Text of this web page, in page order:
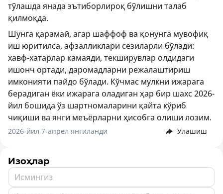
тўлашда янада эътиборлироқ бўлишни талаб
қилмоқда.
Шунга қарамай, агар шаффоф ва қонунга мувофиқ
иш юритилса, афзалликлари сезиларли бўлади:
хавф-хатарлар камаяди, текширувлар олдидаги
ишонч ортади, даромадларни режалаштириш
имконияти пайдо бўлади. Кўчмас мулкни ижарага
берадиган ёки ижарага оладиган ҳар бир шахс 2026-
йил бошида ўз шартномаларини қайта кўриб
чиқиши ва янги меъёрларни ҳисобга олиши лозим.
2026-йил 7-апрел янгиланди Улашиш
Изоҳлар